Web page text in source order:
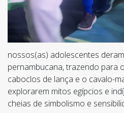
nossos(as) adolescentes
pernambucana, trazendo para
caboclos de lança e o cavalo-
explorarem mitos egípcios e
cheias de simbolismo e